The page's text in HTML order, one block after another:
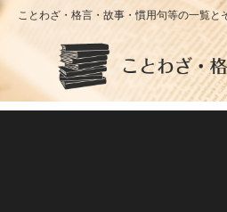
ことわざ・格言・故事・慣用句等の一覧と